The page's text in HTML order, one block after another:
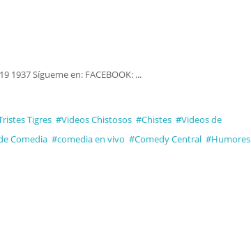
1937 Sígueme en: FACEBOOK: ...
Tigres #Videos Chistosos #Chistes #Videos de
Comedia #comedia en vivo #Comedy Central #Humores